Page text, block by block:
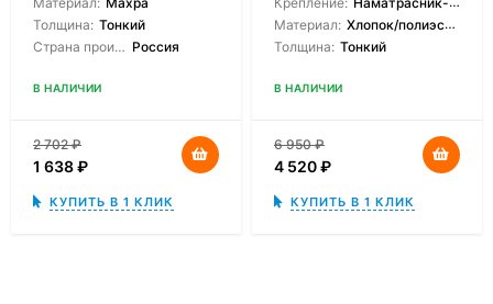
Толщина: Тонкий
Страна производитель: Россия
В НАЛИЧИИ
2 702₽
1 638₽
КУПИТЬ В 1 КЛИК
Материал: Хлопок/полиэстер
Толщина: Тонкий
В НАЛИЧИИ
6 950₽
4 520₽
КУПИТЬ В 1 КЛИК